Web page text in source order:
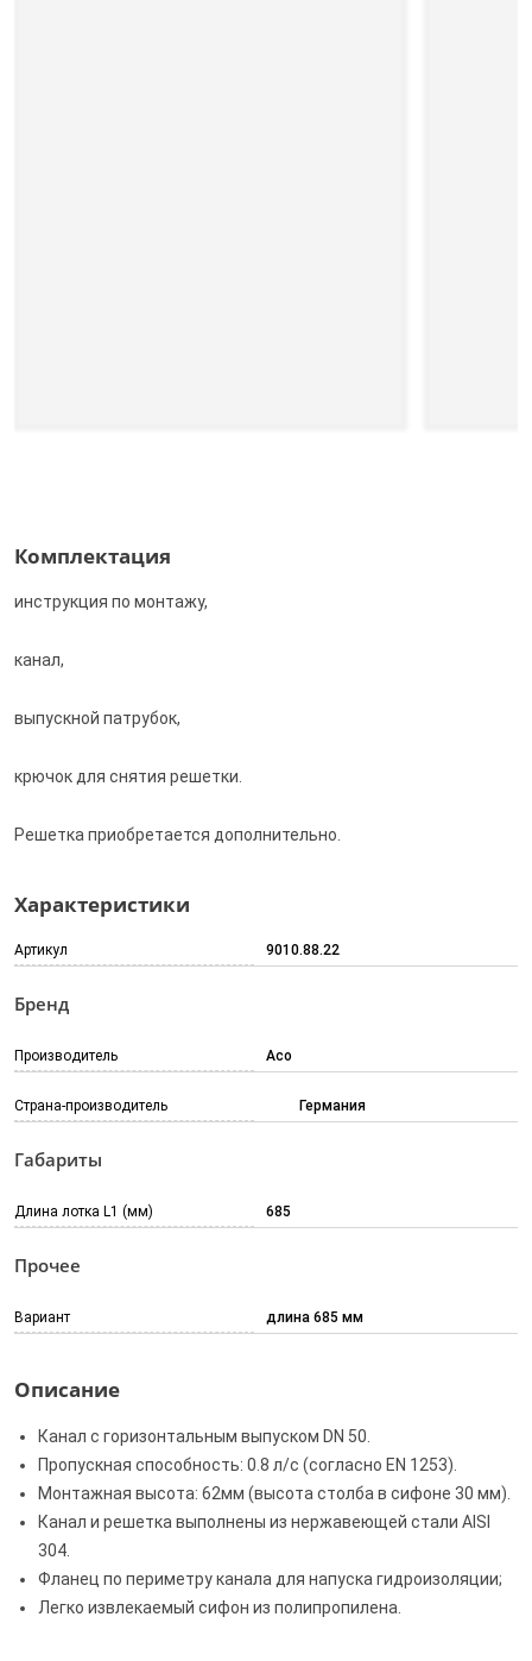
Комплектация
инструкция по монтажу,
канал,
выпускной патрубок,
крючок для снятия решетки.
Решетка приобретается дополнительно.
Характеристики
Артикул 9010.88.22
Бренд
Производитель Aco
Страна-производитель Германия
Габариты
Длина лотка L1 (мм) 685
Прочее
Вариант длина 685 мм
Описание
Канал с горизонтальным выпуском DN 50.
Пропускная способность: 0.8 л/с (согласно EN 1253).
Монтажная высота: 62мм (высота столба в сифоне 30 мм).
Канал и решетка выполнены из нержавеющей стали AISI
304.
Фланец по периметру канала для напуска гидроизоляции;
Легко извлекаемый сифон из полипропилена.